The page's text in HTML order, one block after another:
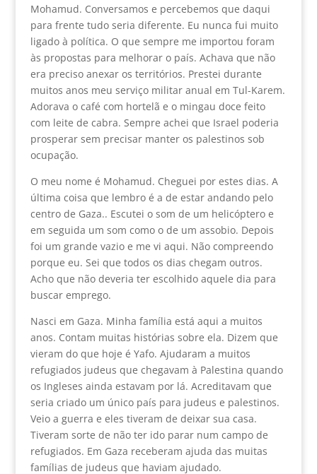
Mohamud. Conversamos e percebemos que daqui
para frente tudo seria diferente. Eu nunca fui muito
ligado à política. O que sempre me importou foram
às propostas para melhorar o país. Achava que não
era preciso anexar os territórios. Prestei durante
muitos anos meu serviço militar anual em Tul-Karem.
Adorava o café com hortelã e o mingau doce feito
com leite de cabra. Sempre achei que Israel poderia
prosperar sem precisar manter os palestinos sob
ocupação.
O meu nome é Mohamud. Cheguei por estes dias. A
última coisa que lembro é a de estar andando pelo
centro de Gaza.. Escutei o som de um helicóptero e
em seguida um som como o de um assobio. Depois
foi um grande vazio e me vi aqui. Não compreendo
porque eu. Sei que todos os dias chegam outros.
Acho que não deveria ter escolhido aquele dia para
buscar emprego.
Nasci em Gaza. Minha família está aqui a muitos
anos. Contam muitas histórias sobre ela. Dizem que
vieram do que hoje é Yafo. Ajudaram a muitos
refugiados judeus que chegavam à Palestina quando
os Ingleses ainda estavam por lá. Acreditavam que
seria criado um único país para judeus e palestinos.
Veio a guerra e eles tiveram de deixar sua casa.
Tiveram sorte de não ter ido parar num campo de
refugiados. Em Gaza receberam ajuda das muitas
famílias de judeus que haviam ajudado.